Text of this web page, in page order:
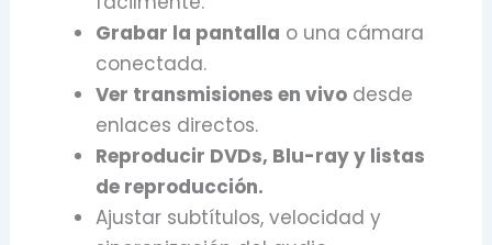
Grabar la pantalla o una cámara
conectada.
Ver transmisiones en vivo desde
enlaces directos.
Reproducir DVDs, Blu-ray y listas
de reproducción.
Ajustar subtítulos, velocidad y